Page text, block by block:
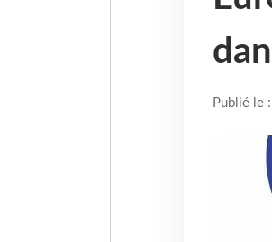
Publié le